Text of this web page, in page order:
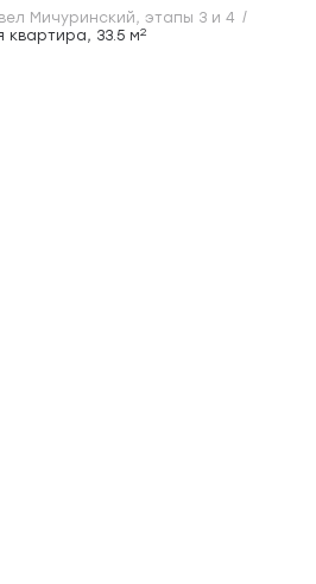
Мичуринский, этапы 3 и 4
квартира, 33.5 м2